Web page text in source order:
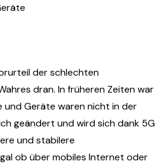
der schlechten
dran. In früheren Zeiten war
Geräte waren nicht in der
geändert und wird sich dank 5G
und stabilere
ob über mobiles Internet oder